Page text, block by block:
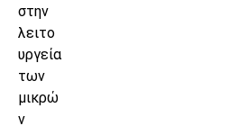
στην
λειτο
υργεία
των
μικρώ
ν